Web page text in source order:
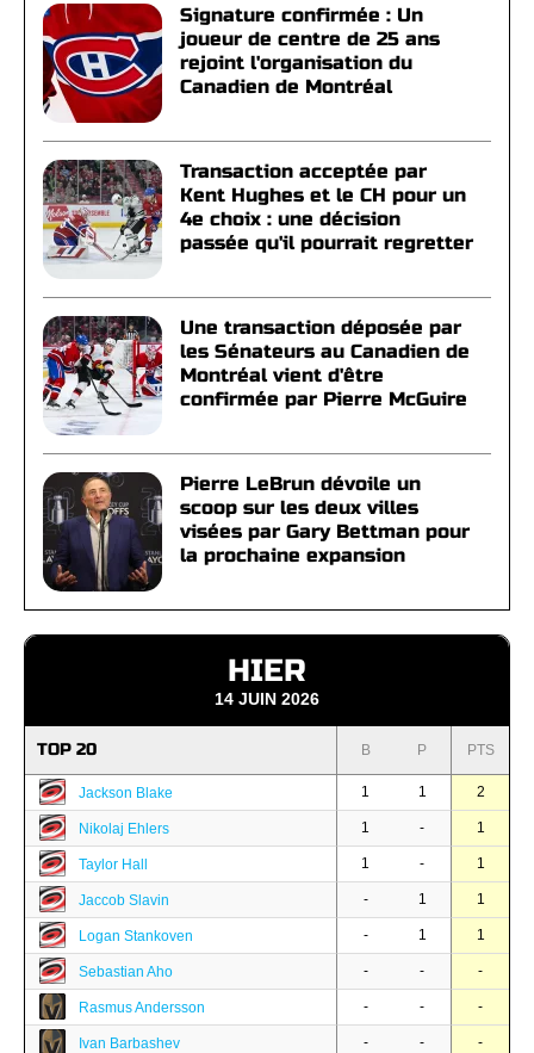
Signature confirmée : Un
joueur de centre de 25 ans
rejoint l'organisation du
Canadien de Montréal
Transaction acceptée par
Kent Hughes et le CH pour un
4e choix : une décision
passée qu'il pourrait regretter
Une transaction déposée par
les Sénateurs au Canadien de
Montréal vient d'être
confirmée par Pierre McGuire
Pierre LeBrun dévoile un
scoop sur les deux villes
visées par Gary Bettman pour
la prochaine expansion
HIER
14 JUIN 2026
TOP 20 B P PTS
Jackson Blake 1 1 2
Nikolaj Ehlers 1 - 1
Taylor Hall 1 - 1
Jaccob Slavin - 1 1
Logan Stankoven - 1 1
Sebastian Aho - - -
Rasmus Andersson - - -
Ivan Barbashev - - -